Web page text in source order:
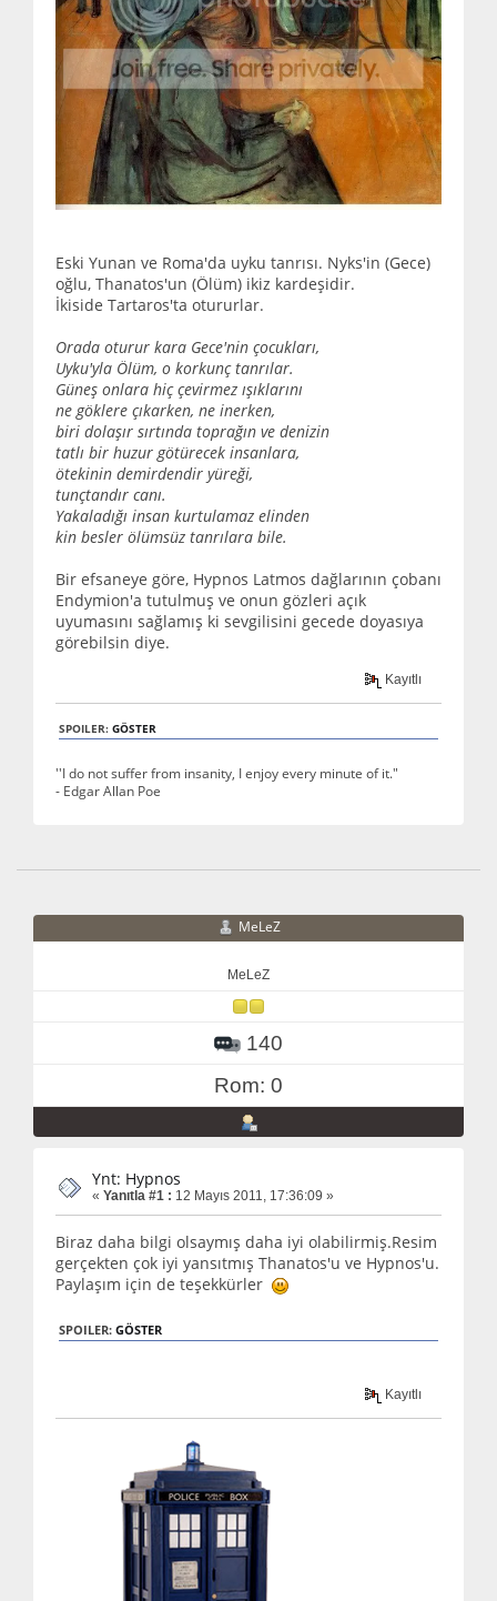
Eski Yunan ve Roma'da uyku tanrısı. Nyks'in (Gece)
oğlu, Thanatos'un (Ölüm) ikiz kardeşidir.
İkiside Tartaros'ta otururlar.
Orada oturur kara Gece'nin çocukları,
Uyku'yla Ölüm, o korkunç tanrılar.
Güneş onlara hiç çevirmez ışıklarını
ne göklere çıkarken, ne inerken,
biri dolaşır sırtında toprağın ve denizin
tatlı bir huzur götürecek insanlara,
ötekinin demirdendir yüreği,
tunçtandır canı.
Yakaladığı insan kurtulamaz elinden
kin besler ölümsüz tanrılara bile.
Bir efsaneye göre, Hypnos Latmos dağlarının çobanı
Endymion'a tutulmuş ve onun gözleri açık
uyumasını sağlamış ki sevgilisini gecede doyasıya
görebilsin diye.
Kayıtlı
SPOILER: GÖSTER
''I do not suffer from insanity, I enjoy every minute of it."
- Edgar Allan Poe
MeLeZ
MeLeZ
140
Rom: 0
Ynt: Hypnos
« Yanıtla #1 : 12 Mayıs 2011, 17:36:09 »
Biraz daha bilgi olsaymış daha iyi olabilirmiş.Resim
gerçekten çok iyi yansıtmış Thanatos'u ve Hypnos'u.
Paylaşım için de teşekkürler
SPOILER: GÖSTER
Kayıtlı